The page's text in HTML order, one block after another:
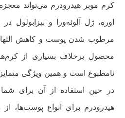
کرم موبر هیدرودرم می‌تواند معجزه
اوره، ژل آلوئه‌ورا و بیزابولول
مرطوب شدن پوست و کاهش
محصول برخلاف بسیاری از
نامطبوع است و همین ویژگی
در حین استفاده از آن برای شما
هیدرودرم برای انواع